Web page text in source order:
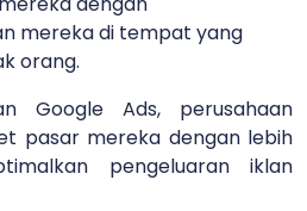
mereka di tempat yang
orang.
Google Ads, perusahaan
pasar mereka dengan lebih
pengeluaran iklan